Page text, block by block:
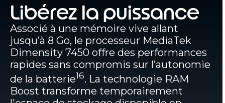
Libérez la puissance
Associé à une mémoire vive allant
jusqu’à 8 Go, le processeur MediaTek
Dimensity 7450 offre des performances
rapides sans compromis sur l’autonomie
de la batterie16. La technologie RAM
Boost transforme temporairement